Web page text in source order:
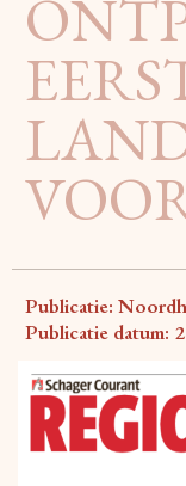
Publicatie:
Publicatie datum: